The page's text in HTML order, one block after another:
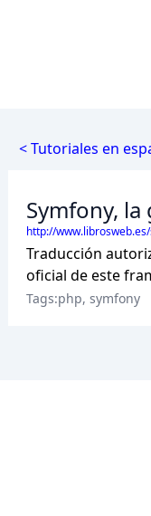
< Tutoriales en
Symfony,
http://
Traducción
oficial de este
Tags:php, symfony